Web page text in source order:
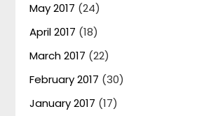
May 2017 (24)
April 2017 (18)
March 2017 (22)
February 2017 (30)
January 2017 (17)